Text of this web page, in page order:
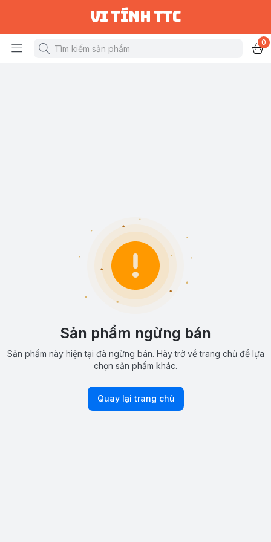
vi tính ttc
0
Sản phẩm ngừng bán
Sản phẩm này hiện tại đã ngừng bán. Hãy trở về trang chủ để lựa
chọn sản phẩm khác.
Quay lại trang chủ